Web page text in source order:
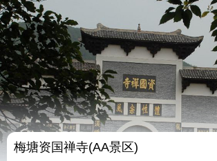
梅塘资国禅寺(AA景区)
